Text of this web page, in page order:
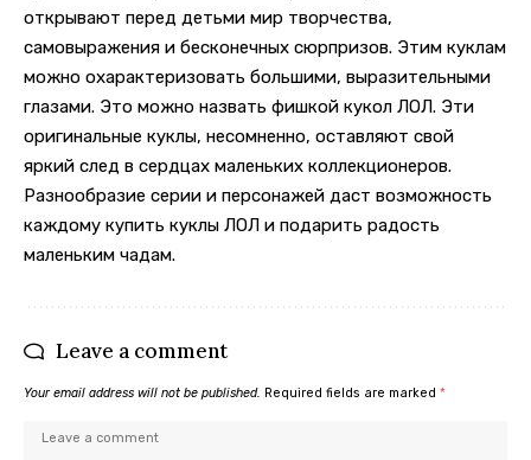
открывают перед детьми мир творчества,
самовыражения и бесконечных сюрпризов. Этим куклам
можно охарактеризовать большими, выразительными
глазами. Это можно назвать фишкой кукол ЛОЛ. Эти
оригинальные куклы, несомненно, оставляют свой
яркий след в сердцах маленьких коллекционеров.
Разнообразие серии и персонажей даст возможность
каждому купить куклы ЛОЛ и подарить радость
маленьким чадам.
Leave a comment
Your email address will not be published. Required fields are marked *